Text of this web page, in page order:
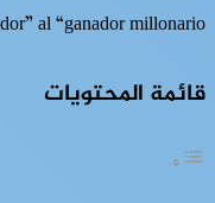
al “ganador millonario”.
قائمة المحتويات